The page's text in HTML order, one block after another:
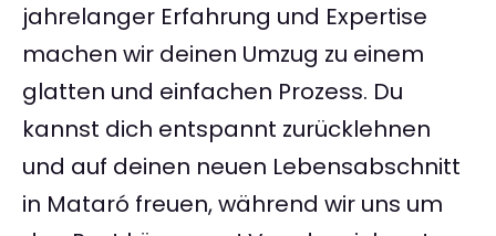
jahrelanger Erfahrung und Expertise
machen wir deinen Umzug zu einem
glatten und einfachen Prozess. Du
kannst dich entspannt zurücklehnen
und auf deinen neuen Lebensabschnitt
in Mataró freuen, während wir uns um